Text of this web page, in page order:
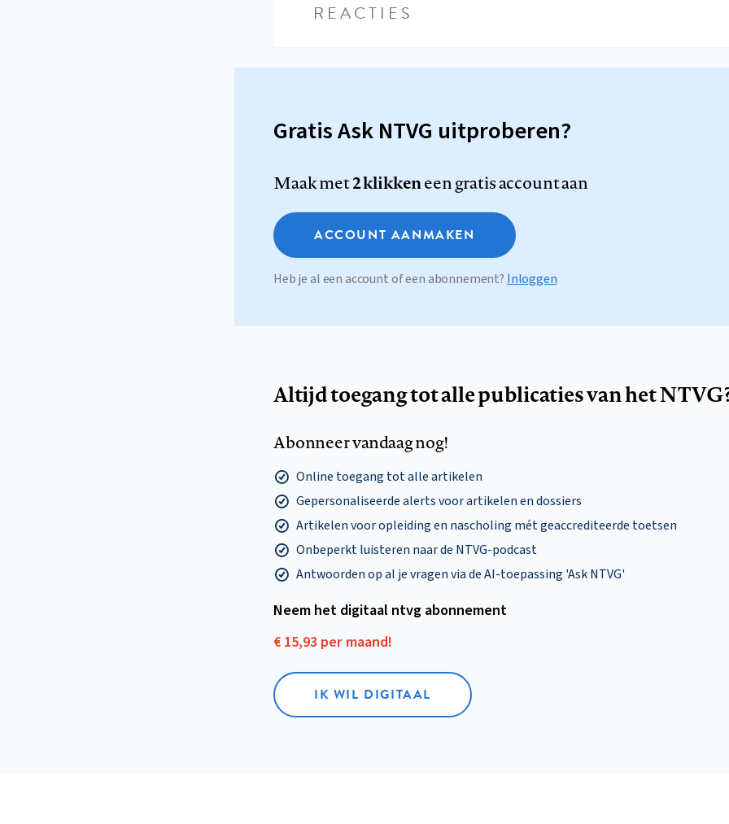
REACTIES
Gratis Ask NTVG uitproberen?
Maak met2 klikkeneen gratis account aan
ACCOUNT AANMAKEN
Heb je al een account of een abonnement? Inloggen
Altijd toegang tot alle publicaties van het
Abonneer vandaag nog!
Online toegang tot alle artikelen
Gepersonaliseerde alerts voor artikelen en dossiers
Artikelen voor opleiding en nascholing mét geaccrediteerde toetsen
Onbeperkt luisteren naar de NTVG-podcast
Antwoorden op al je vragen via de AI-toepassing 'Ask NTVG'
Neem het digitaal ntvg abonnement
€ 15,93 per maand!
IK WIL DIGITAAL